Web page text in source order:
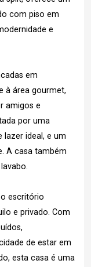
com piso em
e
em
à área gourmet,
amigos e
por uma
lazer ideal, e um
A casa também
escritório
e privado. Com
de estar em
esta casa é uma